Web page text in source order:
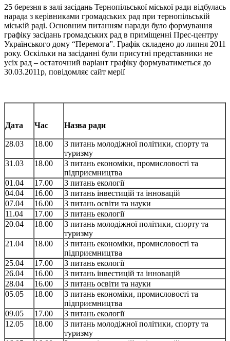
25 березня в залі засідань Тернопільської міської ради відбулась
нарада з керівниками громадських рад при тернопільській
міській раді. Основним питанням наради було формування
графіку засідань громадських рад в приміщенні Прес-центру
Українського дому “Перемога”. Графік складено до липня 2011
року. Оскільки на засіданні були присутні представники не
усіх рад – остаточний варіант графіку формуватиметься до
30.03.2011р, повідомляє сайт мерії
Дата Час Назва ради
28.03 18.00
З питань молодіжної політики, спорту та
туризму
31.03
18.00
З питань економіки, промисловості та
підприємництва
01.04
17.00
З питань екології
04.04
16.00
З питань інвестицій та інновацій
07.04
16.00
З питань освіти та науки
11.04
17.00
З питань екології
20.04
18.00
З питань молодіжної політики, спорту та
туризму
21.04
18.00
З питань економіки, промисловості та
підприємництва
25.04
17.00
З питань екології
26.04
16.00
З питань інвестицій та інновацій
28.04
16.00
З питань освіти та науки
05.05
18.00
З питань економіки, промисловості та
підприємництва
09.05
17.00
З питань екології
12.05
18.00
З питань молодіжної політики, спорту та
туризму